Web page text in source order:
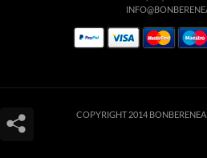
COPYRIGHT 2014